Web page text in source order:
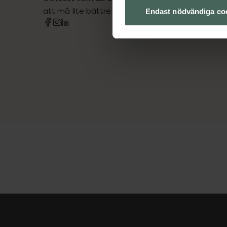
Endast nödvändiga
att må lite bättre. Välkommen att prata med